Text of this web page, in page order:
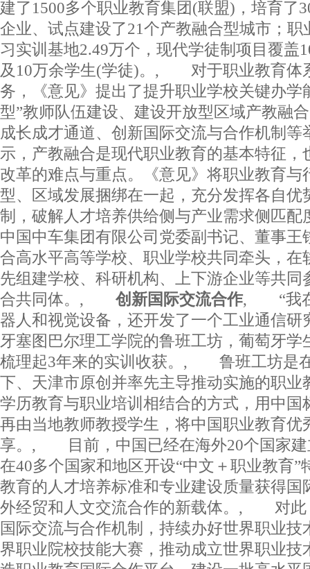
建了1500多个职业教育集团(联盟)，培育了
企业、试点建设了21个产教融合型城市；职
习实训基地2.49万个，现代学徒制项目覆盖
及10万余学生(学徒)。, 对于职业教育体
务，《意见》提出了提升职业学校关键办学
型”教师队伍建设、建设开放型区域产教融
成长成才通道、创新国际交流与合作机
示，产教融合是现代职业教育的基本特征，
改革的难点与重点。《意见》将职业教育与
型、区域发展捆绑在一起，充分发挥各自优
制，破解人才培养供给侧与产业需求侧
中国中车集团有限公司党委副书记、董事王
合高水平高等学校、职业学校共同牵头，在
先组建学校、科研机构、上下游企业等共同
合共同体。, 创新国际交流合作, “我在
器人和视觉设备，还开发了一个工业通信研
牙塞图巴尔理工学院的鲁班工坊，葡萄牙学
梳理起3年来的实训收获。, 鲁班工坊是
下、天津市原创并率先主导推动实施的职业
学历教育与职业培训相结合的方式，用中国
再由当地教师教授学生，将中国职业教育优
享。, 目前，中国已经在海外20个国家建
在40多个国家和地区开设“中文＋职业教育”
教育的人才培养标准和专业建设质量获得国
外经贸和人文交流合作的新载体。, 对此
国际交流与合作机制，持续办好世界职业技
界职业院校技能大赛，推动成立世界职业技